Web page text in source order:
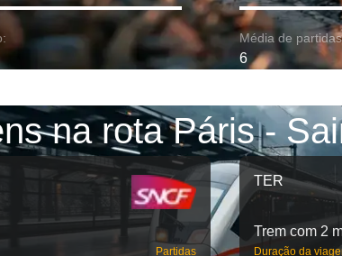
Média de
6
na rota Páris -
Partidas
TER
Trem com 2
Duração da